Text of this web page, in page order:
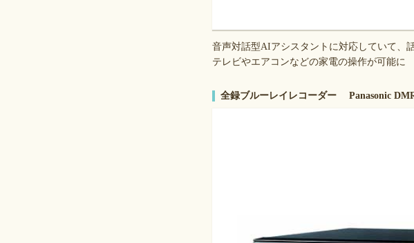
音声対話型AIアシスタントに対応していて、
テレビやエアコンなどの家電の操作が可能に
全録ブルーレイレコーダー Panasonic